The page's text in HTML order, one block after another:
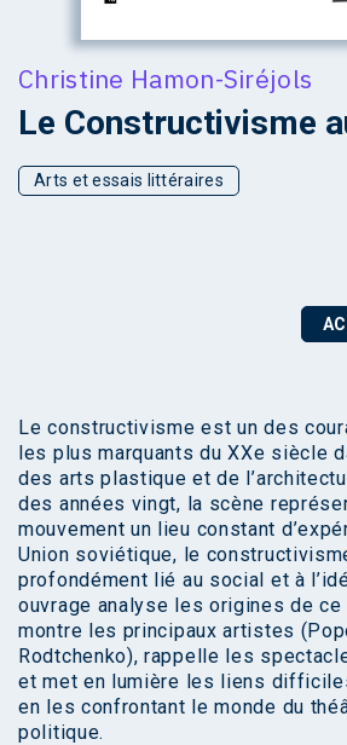
Christine Hamon-Siréjols
Le Constructivisme
Arts et essais littéraires
Le constructivisme est un des
les plus marquants du XXe siècle
des arts plastique et de
des années vingt, la scène
mouvement un lieu constant
Union soviétique, le
profondément lié au social et à
ouvrage analyse les origines de ce
montre les principaux artistes
Rodtchenko), rappelle les
et met en lumière les liens
en les confrontant le monde du
politique.